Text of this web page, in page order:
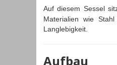
Auf diesem Sessel
Materialien wie
Langlebigkeit.
Aufbau